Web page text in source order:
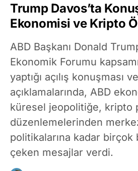
Trump Davos’ta
Ekonomisi ve Kripto
ABD Başkanı Donald
Ekonomik Forumu
yaptığı açılış konuşması
açıklamalarında, ABD
küresel jeopolitiğe, kripto
düzenlemelerinden
politikalarına kadar birçok
çeken mesajlar verdi.